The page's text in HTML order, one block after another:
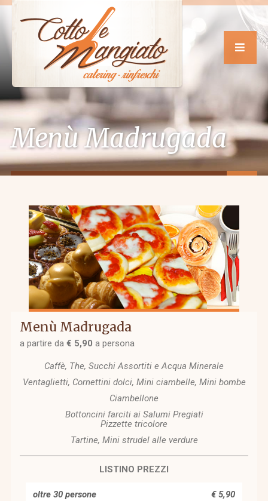
Menù Madrugada
Menù Madrugada
a partire da € 5,90 a persona
Caffè, The, Succhi Assortiti e Acqua Minerale
Ventaglietti, Cornettini dolci, Mini ciambelle, Mini bombe
Ciambellone
Bottoncini farciti ai Salumi Pregiati
Pizzette tricolore
Tartine, Mini strudel alle verdure
LISTINO PREZZI
oltre 30 persone € 5,90